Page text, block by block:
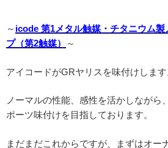
～ icode 第1メタル触媒・チタニウム
プ（第2触媒）
～
アイコードがGRヤリスを味付けします
ノーマルの性能、感性を活かしながら
ポーツ味付けを目指しております。
まだまだこれからですが、まずはオー